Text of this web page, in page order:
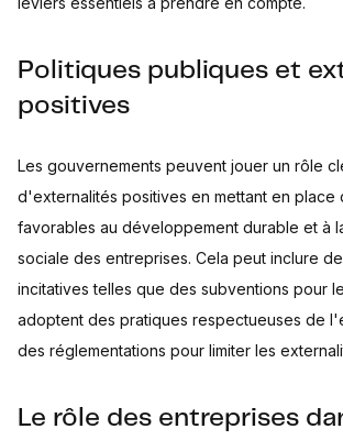
Politiques publiques et
positives
Les gouvernements peuvent jouer un rôle
d'externalités positives en mettant en place
favorables au développement durable et à
sociale des entreprises. Cela peut inclure
incitatives telles que des subventions pour
adoptent des pratiques respectueuses de
des réglementations pour limiter les
Le rôle des entreprises